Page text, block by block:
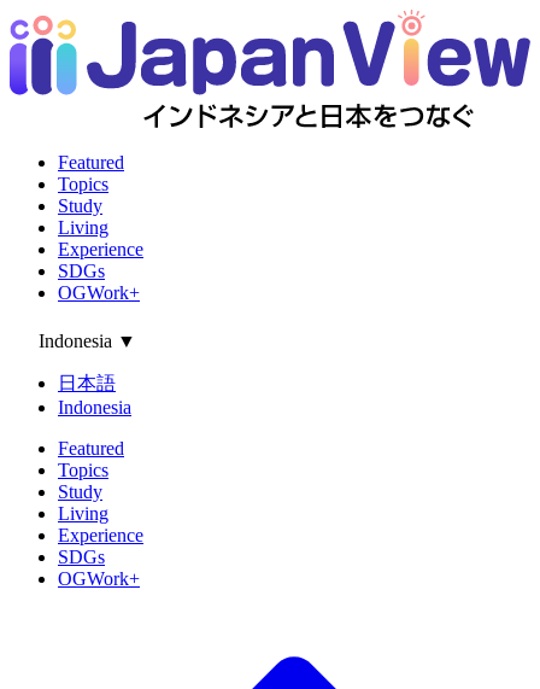
Featured
Topics
Study
Living
Experience
SDGs
OGWork+
Indonesia ▼
日本語
Indonesia
Featured
Topics
Study
Living
Experience
SDGs
OGWork+